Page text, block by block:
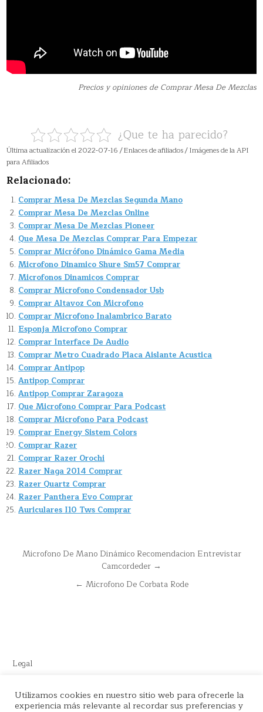
Precios y opiniones de Comprar Mesa De Mezclas
¿Que te ha parecido?
Última actualización el 2022-07-16 / Enlaces de afiliados / Imágenes de la API
para Afiliados
Relacionado:
Comprar Mesa De Mezclas Segunda Mano
Comprar Mesa De Mezclas Online
Comprar Mesa De Mezclas Pioneer
Que Mesa De Mezclas Comprar Para Empezar
Comprar Micrófono Dinámico Gama Media
Microfono Dinamico Shure Sm57 Comprar
Microfonos Dinamicos Comprar
Comprar Microfono Condensador Usb
Comprar Altavoz Con Microfono
Comprar Microfono Inalambrico Barato
Esponja Microfono Comprar
Comprar Interface De Audio
Comprar Metro Cuadrado Placa Aislante Acustica
Comprar Antipop
Antipop Comprar
Antipop Comprar Zaragoza
Que Microfono Comprar Para Podcast
Comprar Microfono Para Podcast
Comprar Energy Sistem Colors
Comprar Razer
Comprar Razer Orochi
Razer Naga 2014 Comprar
Razer Quartz Comprar
Razer Panthera Evo Comprar
Auriculares I10 Tws Comprar
Navegación
Microfono De Mano Dinámico Recomendacion Entrevistar
Camcordeder →
← Microfono De Corbata Rode
Legal
Este sitio recomienda productos de Amazon y cuenta con enlaces
de afiliados por el cual nos llevamos comisión en cada venta.
Utilizamos cookies en nuestro sitio web para ofrecerle la
experiencia más relevante al recordar sus preferencias y